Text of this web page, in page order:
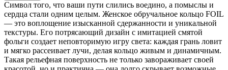
Символ того, что ваши пути слились воедино, а помыслы и
сердца стали одним целым. Женское обручальное кольцо FOIL
— это воплощение изысканной сдержанности и уникальной
текстуры. Его потрясающий дизайн с имитацией смятой
фольги создает неповторимую игру света: каждая грань ловит
и мягко рассеивает лучи, делая кольцо живым и динамичным.
Такая рельефная поверхность не только завораживает своей